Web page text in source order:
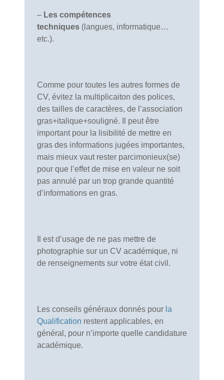
– Les compétences
techniques (langues, informatique…
etc.).
Comme pour toutes les autres formes de
CV, évitez la multiplicaiton des polices,
des tailles de caractères, de l’association
gras+italique+souligné. Il peut être
important pour la lisibilité de mettre en
gras des informations jugées importantes,
mais mieux vaut rester parcimonieux(se)
pour que l’effet de mise en valeur ne soit
pas annulé par un trop grande quantité
d’informations en gras.
Il est d’usage de ne pas mettre de
photographie sur un CV académique, ni
de renseignements sur votre état civil.
Les conseils généraux donnés pour la
Qualification restent applicables, en
général, pour n’importe quelle candidature
académique.